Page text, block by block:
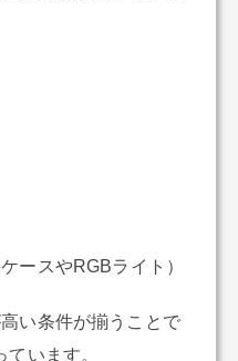
ースやRGBライト）
い条件が揃うことで
ています。